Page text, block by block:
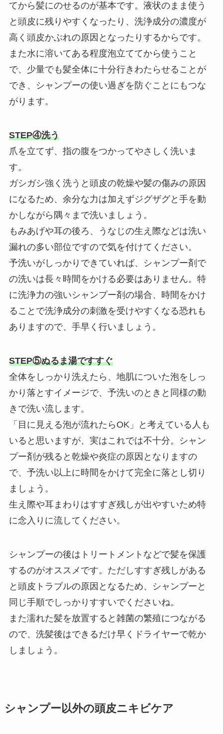
てから髪にのせるのが基本です。液状のまま使う
と頭皮に残りやすくなったり、洗浄成分の濃度が
高く頭皮かぶれの原因となったりするからです。
また水に溶いてある程度泡立ててから使うこと
で、少量でも髪全体に十分行きわたらせることが
でき、シャンプーの使い過ぎを防ぐことにもつな
がります。
STEP④洗う
爪を立てず、指の腹をつかってやさしく洗いま
す。
ガシガシ強く洗うと頭皮の乾燥や髪の傷みの原因
になるため、余分な力は加えずジグザグと手を動
かしながら隅々まで洗いましょう。
もみあげや耳の後ろ、うなじの生え際などは洗い
漏れの多い部位ですので気を付けてください。
予洗いがしっかりできていれば、シャンプー剤で
の洗いは長々時間をかける必要はありません。特
に洗浄力の強いシャンプー剤の場合、時間をかけ
ることで洗浄成分の刺激を受けやすくなる恐れも
ありますので、手早く行いましょう。
STEP⑤ぬるま湯ですすぐ
全体をしっかり洗えたら、地肌についた泡をしっ
かり落とすイメージで、予洗いのときと同様の動
きで洗い流します。
「目に見える泡が流れたらOK」と考えている人も
いると思いますが、実はこれでは不十分。シャン
プー剤が残ると乾燥や炎症の原因となりますの
で、予洗い以上に時間をかけて完全に落とし切り
ましょう。
生え際や耳まわりはすすぎ残しが出やすいため特
に念入りに流してください。
シャンプーの後はトリートメントなどで髪を保護
するのがオススメです。ただしすすぎ残しがある
と頭皮トラブルの原因となるため、シャンプーと
同じ手順でしっかりすすいでくださいね。
また濡れた髪を放置すると雑菌の繁殖につながる
ので、洗髪後はできるだけ早くドライヤーで乾か
しましょう。
シャンプー以外の頭皮ニキビケア